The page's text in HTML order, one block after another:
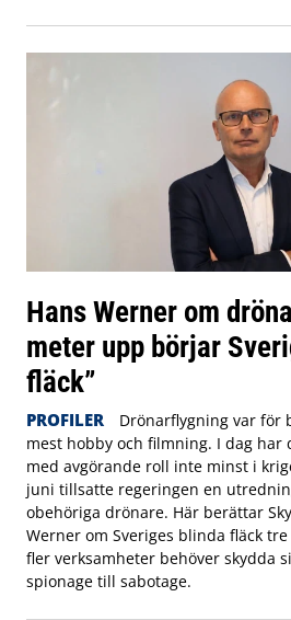
Hans Werner om
meter upp börjar
fläck”
PROFILER
Drönarflygning var för
mest hobby och filmning. I dag
med avgörande roll inte minst i
juni tillsatte regeringen en
obehöriga drönare. Här berättar
Werner om Sveriges blinda fläck
fler verksamheter behöver skydda
spionage till sabotage.